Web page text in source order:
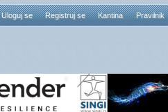
Uloguj se Registruj se Kantina Pravilnik